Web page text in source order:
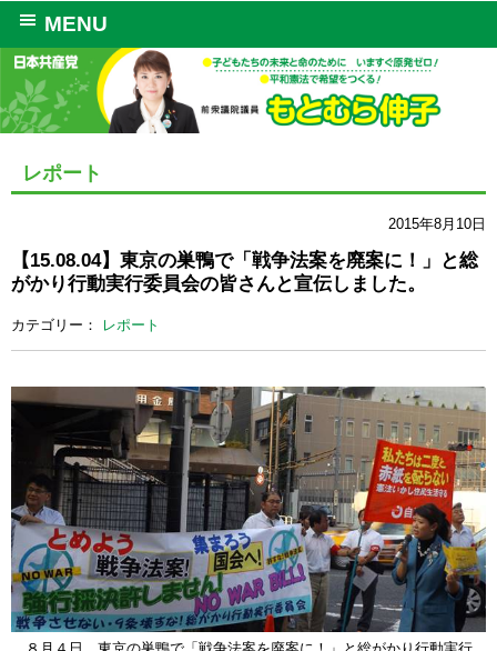
MENU
レポート
2015年8月10日
【15.08.04】東京の巣鴨で「戦争法案を廃案に！」と総
がかり行動実行委員会の皆さんと宣伝しました。
カテゴリー： レポート